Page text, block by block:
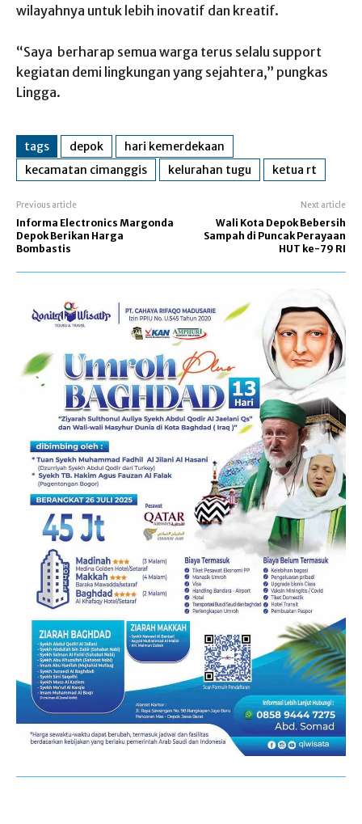
wilayahnya untuk lebih inovatif dan kreatif.
“Saya berharap semua warga terus selalu support
kegiatan demi lingkungan yang sejahtera,” pungkas
Lingga.
tags depok
hari kemerdekaan
kecamatan cimanggis
kelurahan tugu ketua rt
Previous article
Informa Electronics Margonda
Depok Berikan Harga
Bombastis
Next article
Wali Kota Depok Bebersih
Sampah di Puncak Perayaan
HUT ke-79 RI